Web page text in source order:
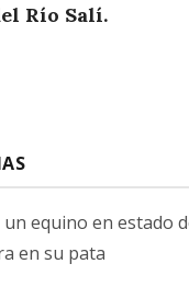
Río Salí.
un equino en estado
en su pata